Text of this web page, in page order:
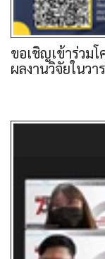
ขอเชิญเข้าร่วม
ผลงานวิจัยในว